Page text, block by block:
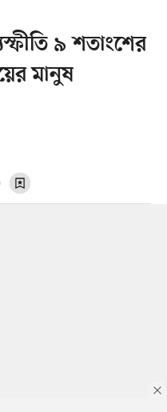
৯ শতাংশের
মানুষ